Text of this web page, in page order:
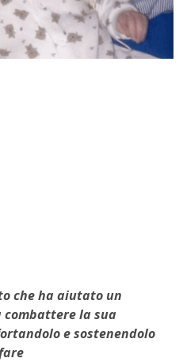
che ha aiutato un
combattere la sua
e sostenendolo